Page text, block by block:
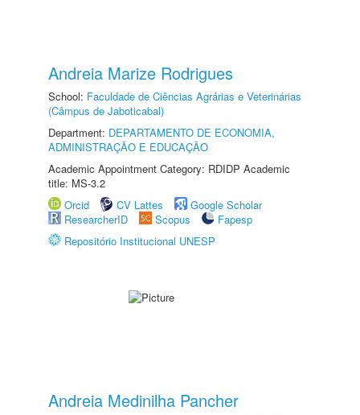
Andreia Marize Rodrigues
School: Faculdade de Ciências Agrárias e Veterinárias
(Câmpus de Jaboticabal)
Department: DEPARTAMENTO DE ECONOMIA,
ADMINISTRAÇÃO E EDUCAÇÃO
Academic Appointment Category: RDIDP Academic
title: MS-3.2
Orcid
CV Lattes
Google Scholar
ResearcherID
Scopus
Fapesp
Repositório Institucional UNESP
Andreia Medinilha Pancher